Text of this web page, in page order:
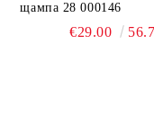
щампа 28 000146
€29.00